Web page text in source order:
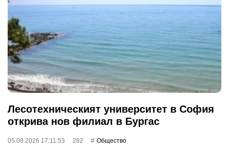
Лесотехническият университет в София
открива нов филиал в Бургас
05.08.2026 17:11:53 282 Общество